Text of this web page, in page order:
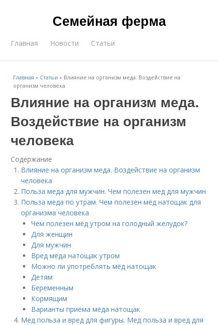
Семейная ферма
Главная Новости Статьи
Главная » Статьи » Влияние на организм меда. Воздействие на
организм человека
Влияние на организм меда.
Воздействие на организм
человека
Содержание
Влияние на организм меда. Воздействие на организм
человека
Польза меда для мужчин. Чем полезен мед для мужчин
Польза меда по утрам. Чем полезен мёд натощак для
организма человека
Чем полезен мёд утром на голодный желудок?
Для женщин
Для мужчин
Вред мёда натощак утром
Можно ли употреблять мёд натощак
Детям
Беременным
Кормящим
Варианты приёма мёда натощак
Мед польза и вред для фигуры. Мед польза и вред для